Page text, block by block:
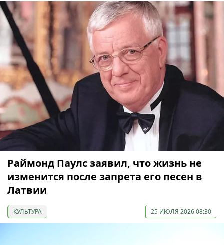
Раймонд Паулс заявил, что жизнь не
изменится после запрета его песен в
Латвии
КУЛЬТУРА 25 ИЮЛЯ 2026 08:30